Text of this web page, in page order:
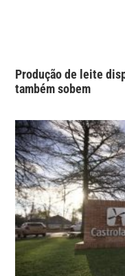
Produção de leite
também sobem